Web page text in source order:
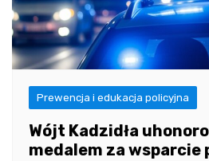
Prewencja i edukacja policyjna
Wójt Kadzidła
medalem za wsparcie